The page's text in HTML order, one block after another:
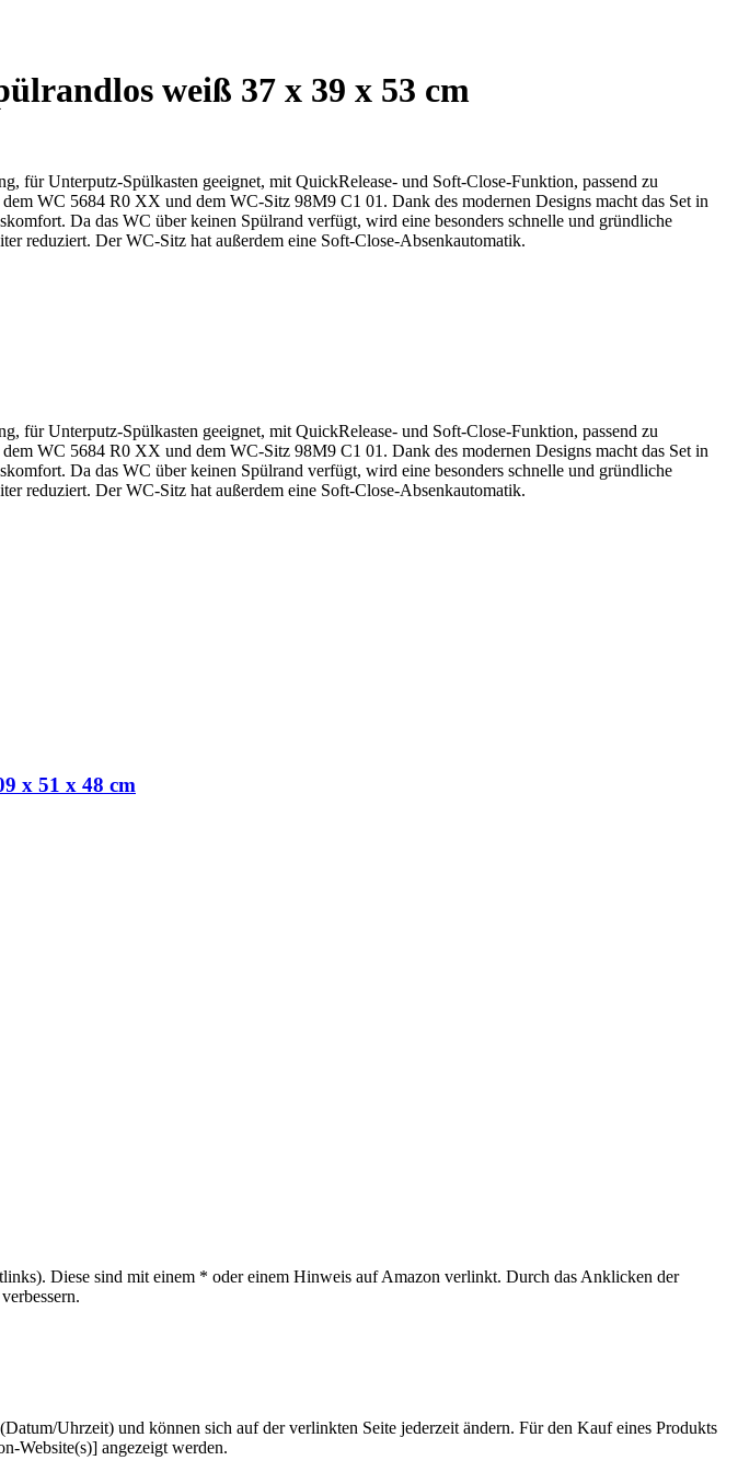
weiß 37 x 39 x 53 cm
für Unterputz-Spülkasten geeignet, mit QuickRelease- und Soft-Close-Funktion, passend zu
WC 5684 R0 XX und dem WC-Sitz 98M9 C1 01. Dank des modernen Designs macht das Set in
Da das WC über keinen Spülrand verfügt, wird eine besonders schnelle und gründliche
reduziert. Der WC-Sitz hat außerdem eine Soft-Close-Absenkautomatik.
für Unterputz-Spülkasten geeignet, mit QuickRelease- und Soft-Close-Funktion, passend zu
WC 5684 R0 XX und dem WC-Sitz 98M9 C1 01. Dank des modernen Designs macht das Set in
Da das WC über keinen Spülrand verfügt, wird eine besonders schnelle und gründliche
reduziert. Der WC-Sitz hat außerdem eine Soft-Close-Absenkautomatik.
x 51 x 48 cm
Diese sind mit einem * oder einem Hinweis auf Amazon verlinkt. Durch das Anklicken der
Uhrzeit) und können sich auf der verlinkten Seite jederzeit ändern. Für den Kauf eines Produkts
Website(s)] angezeigt werden.